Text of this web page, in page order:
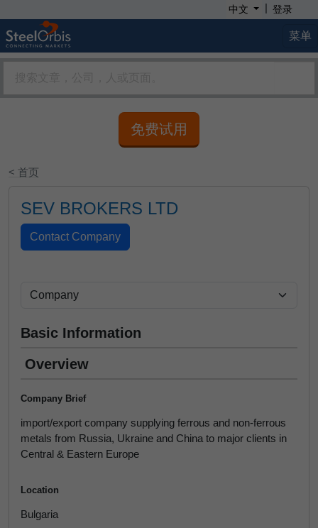
中文 | 登录
菜单
免费试用
< 首页
SEV BROKERS LTD
Basic Information
Overview
Company Brief
import/export company supplying ferrous and non-ferrous
metals from Russia, Ukraine and China to major clients in
Central & Eastern Europe
Location
Bulgaria